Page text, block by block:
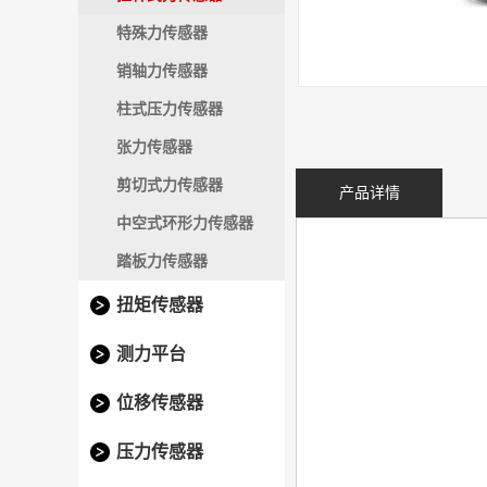
特殊力传感器
销轴力传感器
柱式压力传感器
张力传感器
剪切式力传感器
中空式环形力传感器
踏板力传感器
扭矩传感器
测力平台
位移传感器
压力传感器
产品详情